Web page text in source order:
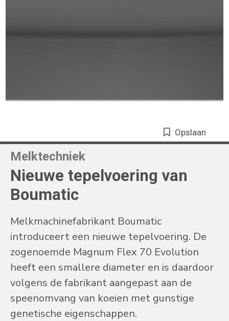
Opslaan
Melktechniek
Nieuwe tepelvoering van
Boumatic
Melkmachinefabrikant Boumatic
introduceert een nieuwe tepelvoering. De
zogenoemde Magnum Flex 70 Evolution
heeft een smallere diameter en is daardoor
volgens de fabrikant aangepast aan de
speenomvang van koeien met gunstige
genetische eigenschappen.